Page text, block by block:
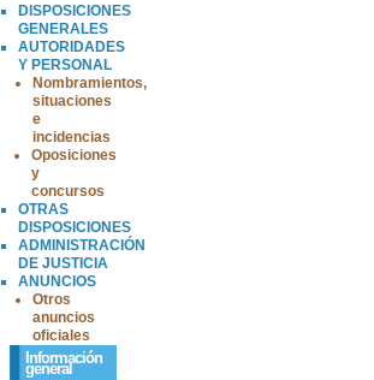
DISPOSICIONES
GENERALES
AUTORIDADES
Y PERSONAL
Nombramientos,
situaciones
e
incidencias
Oposiciones
y
concursos
OTRAS
DISPOSICIONES
ADMINISTRACIÓN
DE JUSTICIA
ANUNCIOS
Otros
anuncios
oficiales
Información
general